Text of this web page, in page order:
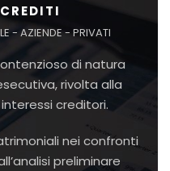
- AZIENDE - PRIVATI
di natura
rivolta alla
creditori.
nei confronti
preliminare